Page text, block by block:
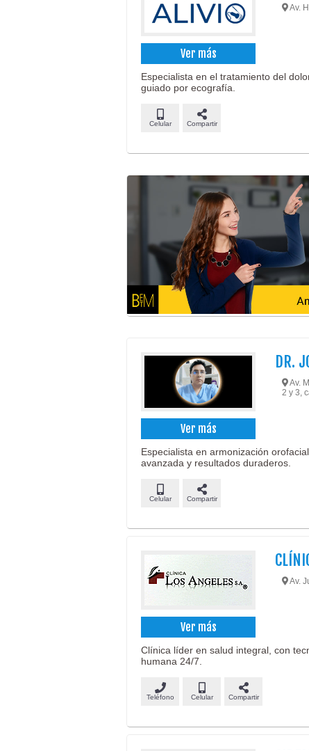
Ver más
Av.
Especialista en el tratamiento del
guiado por ecografía.
Celular Compartir
Ver más
DR.
Av.
2 y 3,
Especialista en armonización
avanzada y resultados duraderos.
Celular Compartir
Ver más
Av.
Clínica líder en salud integral, con
humana 24/7.
Teléfono Celular Compartir